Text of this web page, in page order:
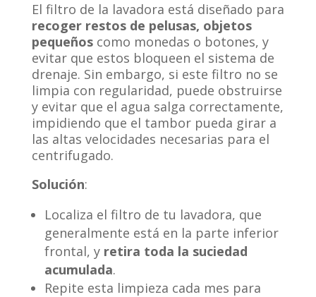
El filtro de la lavadora está diseñado para
recoger restos de pelusas, objetos
pequeñoscomo monedas o botones, y
evitar que estos bloqueen el sistema de
drenaje. Sin embargo, si este filtro no se
limpia con regularidad, puede obstruirse
y evitar que el agua salga correctamente,
impidiendo que el tambor pueda girar a
las altas velocidades necesarias para el
centrifugado.
Solución:
Localiza el filtro de tu lavadora, que
generalmente está en la parte inferior
frontal, y retira toda la suciedad
acumulada.
Repite esta limpieza cada mes para